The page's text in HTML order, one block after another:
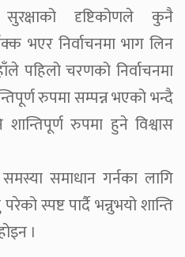
सुरक्षाको दृष्टिकोणले कुनै
भएर निर्वाचनमा भाग लिन
पहिलो चरणको निर्वाचनमा
रुपमा सम्पन्न भएको भन्दै
शान्तिपूर्ण रुपमा हुने विश्वास
समाधान गर्नका लागि
स्पष्ट पार्दै भन्नुभयो शान्ति
।